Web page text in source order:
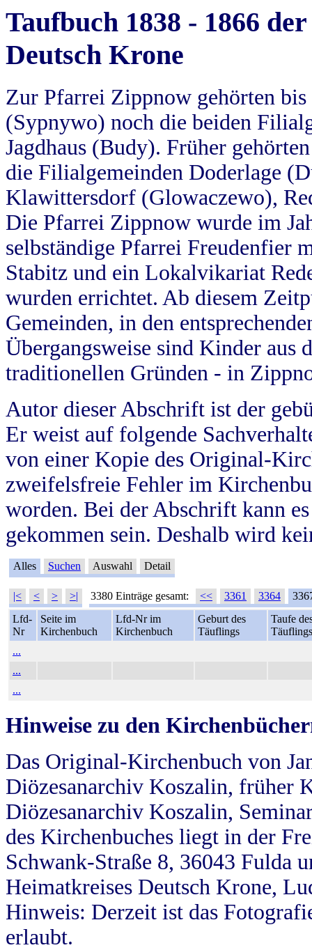
Taufbuch 1838 - 1866
Deutsch Krone
Zur Pfarrei Zippnow gehörten
(Sypnywo) noch die beiden
Jagdhaus (Budy). Früher
die Filialgemeinden Doderlage
Klawittersdorf (Glowaczewo),
Die Pfarrei Zippnow wurde im
selbständige Pfarrei Freudenfier
Stabitz und ein Lokalvikariat
wurden errichtet. Ab diesem
Gemeinden, in den
Übergangsweise sind Kinder aus
traditionellen Gründen - in
Autor dieser Abschrift ist der
Er weist auf folgende
von einer Kopie des Original-
zweifelsfreie Fehler im
worden. Bei der Abschrift kann
gekommen sein. Deshalb wird
Alles Suchen Auswahl Detail
|< < > >| 3380 Einträge gesamt: << 3361 3364
Lfd-
Nr
Seite im
Kirchenbuch
Lfd-Nr im
Kirchenbuch
Geburt des
Täuflings
Taufe
Täuflings
...
...
...
Hinweise zu den
Das Original-Kirchenbuch von
Diözesanarchiv Koszalin, früher
Diözesanarchiv Koszalin,
des Kirchenbuches liegt in der
Schwank-Straße 8, 36043 Fulda
Heimatkreises Deutsch Krone,
Hinweis: Derzeit ist das
erlaubt.